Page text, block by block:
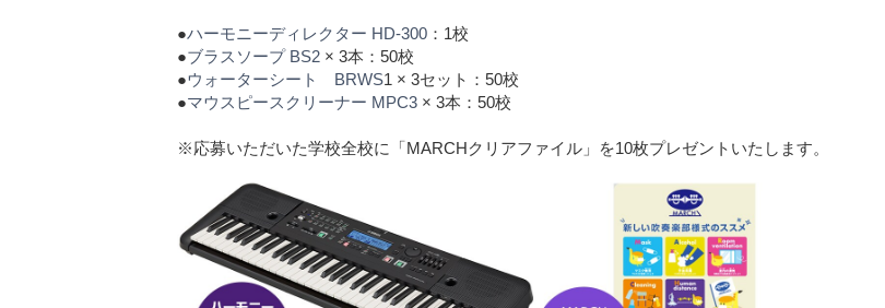
●ハーモニーディレクター HD-300 ：1校
●ブラスソープ BS2 × 3本：50校
●ウォーターシート BRWS1 × 3セット：50校
●マウスピースクリーナー MPC3 × 3本：50校
※応募いただいた学校全校に「MARCHクリアファイル」を10枚プレゼントいたします。